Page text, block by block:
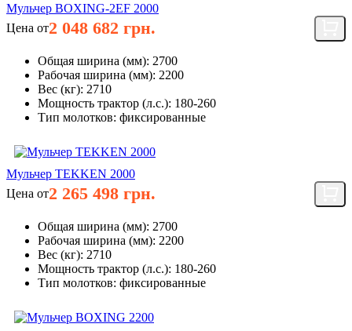
Мульчер BOXING-2EF 2000
Цена от2 048 682 грн.
Общая ширина (мм): 2700
Рабочая ширина (мм): 2200
Вес (кг): 2710
Мощность трактор (л.с.): 180-260
Тип молотков: фиксированные
Мульчер TEKKEN 2000
Цена от2 265 498 грн.
Общая ширина (мм): 2700
Рабочая ширина (мм): 2200
Вес (кг): 2710
Мощность трактор (л.с.): 180-260
Тип молотков: фиксированные